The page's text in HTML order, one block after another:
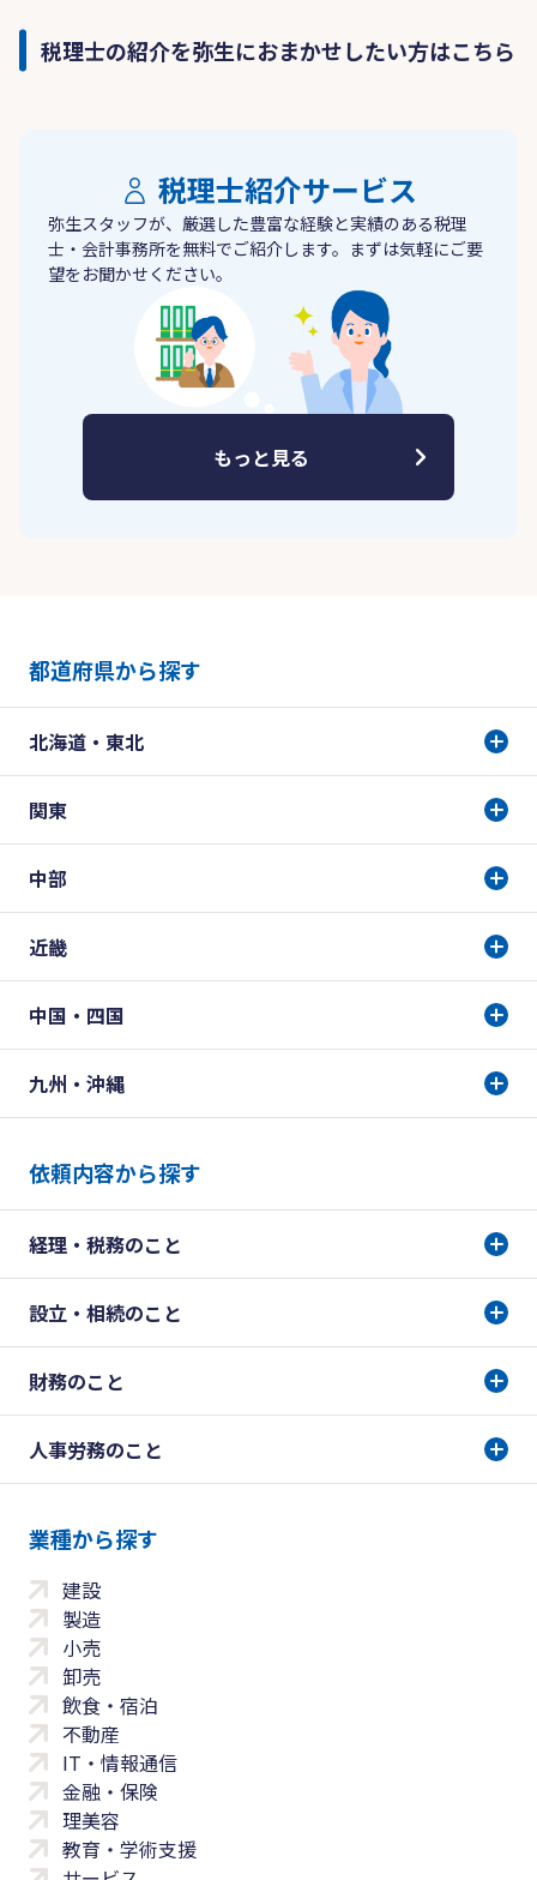
税理士の紹介を弥生におまかせしたい方はこちら
税理士紹介サービス
弥生スタッフが、厳選した豊富な経験と実績のある税理
士・会計事務所を無料でご紹介します。まずは気軽にご要
望をお聞かせください。
もっと見る
都道府県から探す
北海道・東北
関東
中部
近畿
中国・四国
九州・沖縄
依頼内容から探す
経理・税務のこと
設立・相続のこと
財務のこと
人事労務のこと
業種から探す
建設
製造
小売
卸売
飲食・宿泊
不動産
IT・情報通信
金融・保険
理美容
教育・学術支援